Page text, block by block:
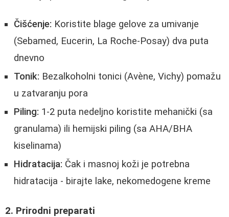
Čišćenje: Koristite blage gelove za umivanje
(Sebamed, Eucerin, La Roche-Posay) dva puta
dnevno
Tonik: Bezalkoholni tonici (Avène, Vichy) pomažu
u zatvaranju pora
Piling: 1-2 puta nedeljno koristite mehanički (sa
granulama) ili hemijski piling (sa AHA/BHA
kiselinama)
Hidratacija: Čak i masnoj koži je potrebna
hidratacija - birajte lake, nekomedogene kreme
2. Prirodni preparati